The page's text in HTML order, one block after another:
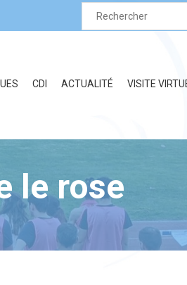
CDI ACTUALITÉ VISITE
le rose